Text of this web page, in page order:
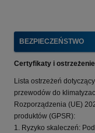
BEZPIECZEŃSTWO
Certyfikaty i
Lista ostrzeżeń
przewodów do
Rozporządzenia (UE)
produktów (GPSR):
1. Ryzyko skaleczeń: